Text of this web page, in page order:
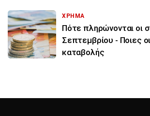
ΧΡΗΜΑ
Πότε πληρώνονται οι
Σεπτεμβρίου - Ποιες
καταβολής